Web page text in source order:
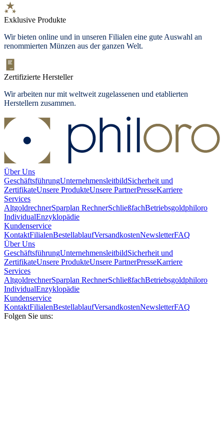
Exklusive Produkte
Wir bieten online und in unseren Filialen eine gute Auswahl an
renommierten Münzen aus der ganzen Welt.
Zertifizierte Hersteller
Wir arbeiten nur mit weltweit zugelassenen und etablierten
Herstellern zusammen.
Über Uns
GeschäftsführungUnternehmensleitbildSicherheit und
ZertifikateUnsere ProdukteUnsere PartnerPresseKarriere
Services
AltgoldrechnerSparplan RechnerSchließfachBetriebsgoldphiloro
IndividualEnzyklopädie
Kundenservice
KontaktFilialenBestellablaufVersandkostenNewsletterFAQ
Über Uns
GeschäftsführungUnternehmensleitbildSicherheit und
ZertifikateUnsere ProdukteUnsere PartnerPresseKarriere
Services
AltgoldrechnerSparplan RechnerSchließfachBetriebsgoldphiloro
IndividualEnzyklopädie
Kundenservice
KontaktFilialenBestellablaufVersandkostenNewsletterFAQ
Folgen Sie uns: